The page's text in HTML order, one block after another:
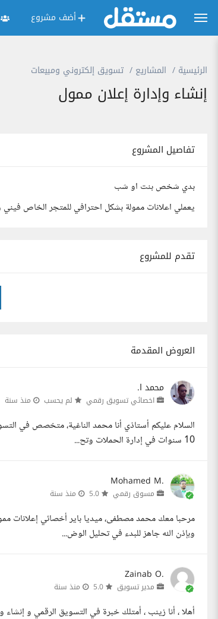
أضف مشروع
الرئيسية المشاريع تسويق إلكتروني ومبيعات
إنشاء وإدارة إعلان ممول
تفاصيل المشروع
بدي شخص بنت او شب
يعملي اعلانات ممولة بشكل احترافي للمتجر الخاص
تقدم للمشروع
العروض المقدمة
محمد ا.
اخصائي تسويق رقمي لم يحسب منذ سنة
السلام عليكم أستاذي أنا محمد الناغية، متخصص في
10 سنوات في إدارة الحملات وتح...
Mohamed M.
مسوق رقمي منذ سنة
مرحبا معك محمد مصطفى، ميديا باير أخصائي إعلانات
وبإذن الله جاهز للبدء في تحليل الوض...
Zainab O.
مدير تسويق منذ سنة
أهلا ، أنا زينب ، أمتلك خبرة في التسويق الرقمي و